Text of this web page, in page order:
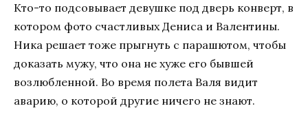
Кто-то подсовывает девушке под дверь конверт, в
котором фото счастливых Дениса и Валентины.
Ника решает тоже прыгнуть с парашютом, чтобы
доказать мужу, что она не хуже его бывшей
возлюбленной. Во время полета Валя видит
аварию, о которой другие ничего не знают.